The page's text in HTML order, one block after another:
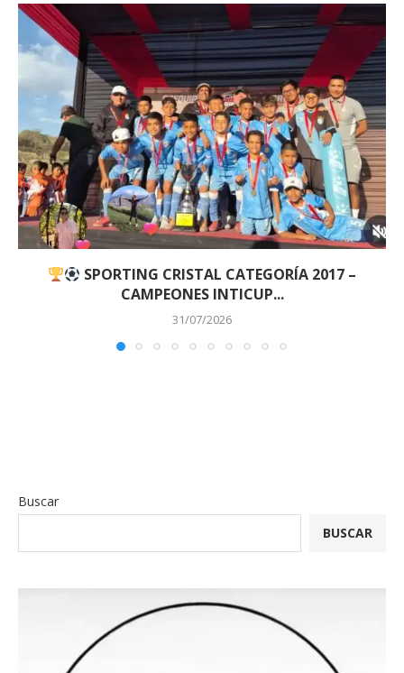
SPORTING CRISTAL CATEGORÍA 2017 –
CAMPEONES INTICUP...
31/07/2026
Buscar
BUSCAR